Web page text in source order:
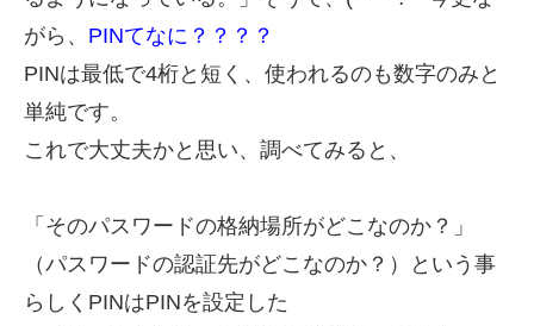
がら、 PINてなに？？？？
PINは最低で4桁と短く、使われるのも数字のみと
単純です。
これで大丈夫かと思い、 調べてみると、
「そのパスワードの格納場所がどこなのか？」
（パスワードの認証先がどこなのか？）という事
らしく PINはPINを設定した